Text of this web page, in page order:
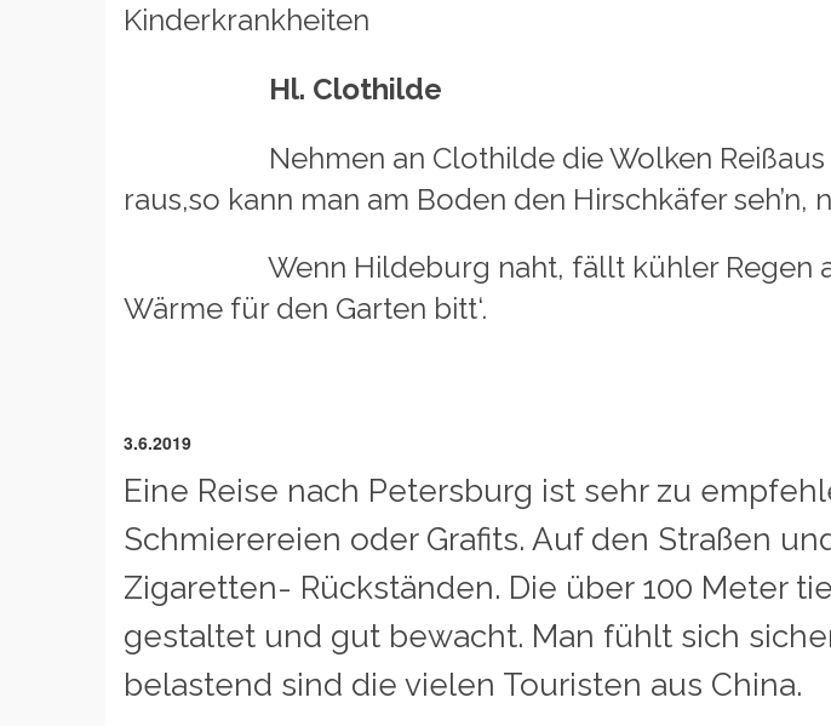
Kinderkrankheiten
Hl. Clothilde
Nehmen an Clothilde die Wolken Reißaus
raus,so kann man am Boden den Hirschkäfer seh’n,
Wenn Hildeburg naht, fällt kühler Regen auf
Wärme für den Garten bitt‘.
3.6.2019
Eine Reise nach Petersburg ist sehr zu
Schmierereien oder Grafits. Auf den Straßen
Zigaretten- Rückständen. Die über 100 Meter
gestaltet und gut bewacht. Man fühlt sich
belastend sind die vielen Touristen aus China.